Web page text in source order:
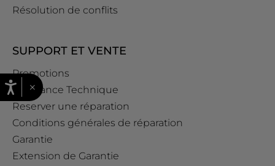
Résolution de conflits
SUPPORT ET VENTE
Promotions
Assistance Technique
Reserver une réparation
Conditions générales de réparation
Garantie
Extension de Garantie
×